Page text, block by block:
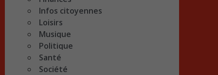
Infos citoyennes
Loisirs
Musique
Politique
Santé
Société